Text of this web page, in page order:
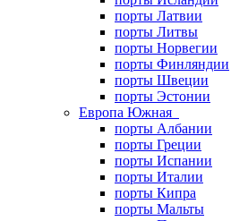
порты Латвии
порты Литвы
порты Норвегии
порты Финляндии
порты Швеции
порты Эстонии
Европа Южная
порты Албании
порты Греции
порты Испании
порты Италии
порты Кипра
порты Мальты